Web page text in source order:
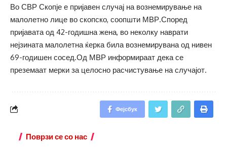
Во СВР Скопје е пријавен случај на вознемирување на
малолетно лице во скопско, соопшти МВР.Според
пријавата од 42-годишна жена, во неколку наврати
нејзината малолетна ќерка била вознемирувана од нивен
69-годишен сосед.Од МВР информираат дека се
преземаат мерки за целосно расчистување на случајот.
Фејсбук
Поврзи се со нас